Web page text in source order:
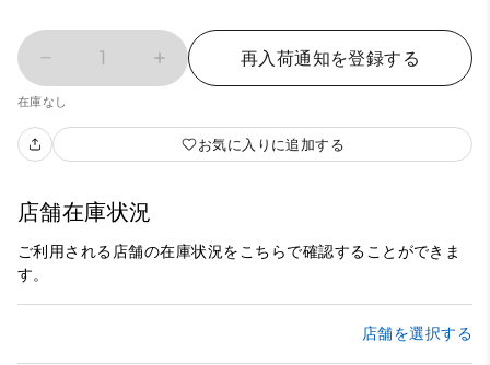
1 再入荷通知を登録する
在庫なし
お気に入りに追加する
店舗在庫状況
ご利用される店舗の在庫状況をこちらで確認することができま
す。
店舗を選択する